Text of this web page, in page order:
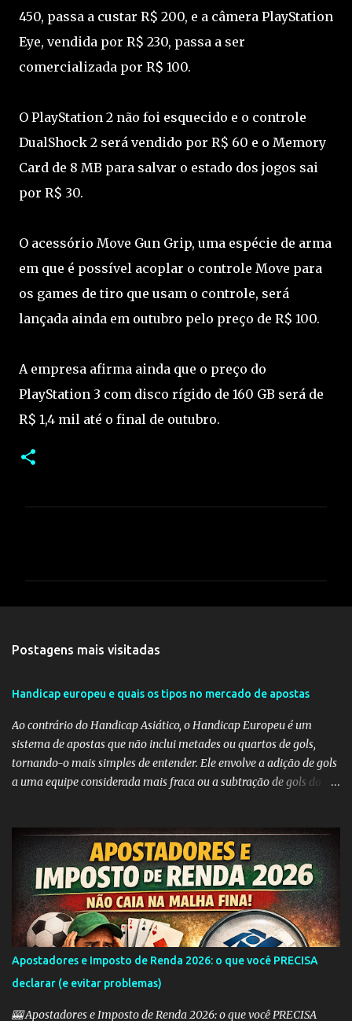
450, passa a custar R$ 200, e a câmera PlayStation
Eye, vendida por R$ 230, passa a ser
comercializada por R$ 100.
O PlayStation 2 não foi esquecido e o controle
DualShock 2 será vendido por R$ 60 e o Memory
Card de 8 MB para salvar o estado dos jogos sai
por R$ 30.
O acessório Move Gun Grip, uma espécie de arma
em que é possível acoplar o controle Move para
os games de tiro que usam o controle, será
lançada ainda em outubro pelo preço de R$ 100.
A empresa afirma ainda que o preço do
PlayStation 3 com disco rígido de 160 GB será de
R$ 1,4 mil até o final de outubro.
o
s
Postagens mais visitadas
Handicap europeu e quais os tipos no mercado de apostas
Ao contrário do Handicap Asiático, o Handicap Europeu é um
sistema de apostas que não inclui metades ou quartos de gols,
tornando-o mais simples de entender. Ele envolve a adição de gols
a uma equipe considerada mais fraca ou a subtração de gols da
tornando-os mais atraentes para os apostadores. Aqui estão
alguns dos tipos mais comuns de Handicap Europeu no mercado
de apostas: Handicap Europeu +1: Nesta aposta, uma equipe é
considerada com uma vantagem de 1 gol antes mesmo do início do
jogo. Isso significa que, se a equipe perder por um gol de diferença,
a aposta é vencedora. Se houver um empate ou se a equipe ganhar,
a aposta também é vencedora. Handicap Europeu +2: Semelhante
ao exemplo anterior, aqui a equipe recebe uma vantagem de 2
gols. Isso significa que a aposta é vencedora se a equipe perder por
uma diferença de até 2 gols. Se a equipe perder por 3 ou m...
Apostadores e Imposto de Renda 2026: o que você PRECISA
declarar (e evitar problemas)
🎰 Apostadores e Imposto de Renda 2026: o que você PRECISA